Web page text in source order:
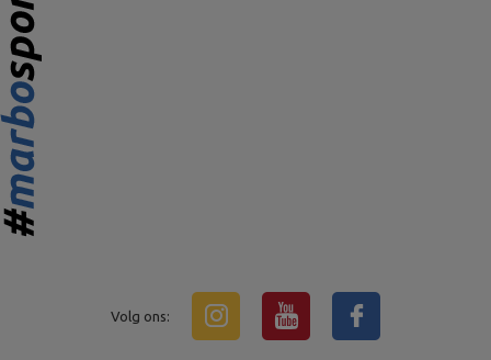
Volg ons: